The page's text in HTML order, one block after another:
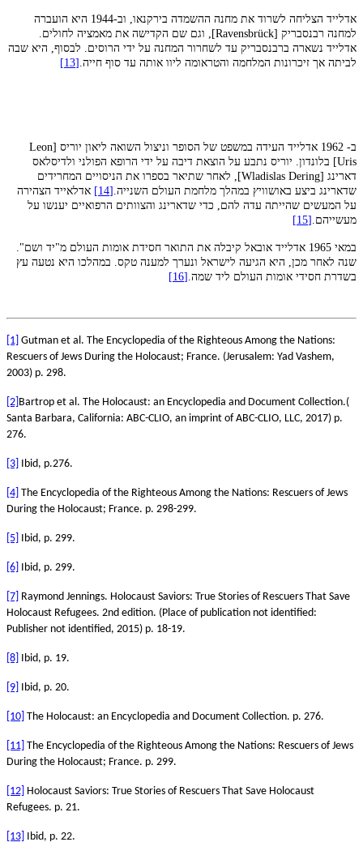
אדלייד הצליחה לשרוד את מחנה ההשמדה בירקנאו, וב-1944 היא הועברה
למחנה רבנסבריק [Ravensbrück], וגם שם הקדישה את מאמציה לחולים.
אדלייד נשארה ברבנסבריק עד לשחרור המחנה על ידי הרוסים. לבסוף, היא שבה
לביתה אך זיכרונות המלחמה והטראומה ליוו אותה עד סוף חייה. [13]
ב- 1962 אדלייד העידה במשפט של הסופר וניצול השואה ליאון יוריס [Leon
Uris] בלונדון. יוריס נתבע על הוצאת דיבה על ידי הרופא הפולני ולדיסלאס
דארינג [Wladislas Dering], לאחר שתיאר בספרו את הניסויים המחרידים
שדארינג ביצע באושוויץ במהלך מלחמת העולם השנייה. [14]
אדלאייד הצהירה
על המעשים שהייתה עדה להם, כדי שדארינג והצוותים הרפואיים יענשו על
מעשייהם. [15]
במאי 1965 אדלייד אובאל קיבלה את התואר חסידת אומות העולם מ"יד ושם".
שנה לאחר מכן, היא הגיעה לישראל ונערך למענה טקס. במהלכו היא נטעה עץ
בשדרת חסידי אומות העולם ליד שמה. [16]
[1] Gutman et al. The Encyclopedia of the Righteous Among the Nations:
Rescuers of Jews During the Holocaust; France. (Jerusalem: Yad Vashem,
2003) p. 298.
[2] Bartrop et al. The Holocaust: an Encyclopedia and Document Collection.(
Santa Barbara, California: ABC-CLIO, an imprint of ABC-CLIO, LLC, 2017) p.
276.
[3] Ibid, p.276.
[4] The Encyclopedia of the Righteous Among the Nations: Rescuers of Jews
During the Holocaust; France. p. 298-299.
[5] Ibid, p. 299.
[6] Ibid, p. 299.
[7] Raymond Jennings. Holocaust Saviors: True Stories of Rescuers That Save
Holocaust Refugees. 2nd edition. (Place of publication not identified:
Publisher not identified, 2015) p. 18-19.
[8] Ibid, p. 19.
[9] Ibid, p. 20.
[10] The Holocaust: an Encyclopedia and Document Collection. p. 276.
[11] The Encyclopedia of the Righteous Among the Nations: Rescuers of Jews
During the Holocaust; France. p. 299.
[12] Holocaust Saviors: True Stories of Rescuers That Save Holocaust
Refugees. p. 21.
[13] Ibid, p. 22.